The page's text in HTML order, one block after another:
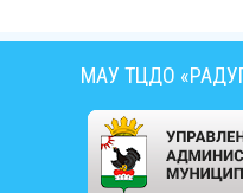
МАУ ТЦДО